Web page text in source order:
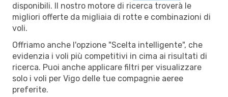
disponibili. Il nostro motore di ricerca troverà le
migliori offerte da migliaia di rotte e combinazioni di
voli.
Offriamo anche l'opzione "Scelta intelligente", che
evidenzia i voli più competitivi in cima ai risultati di
ricerca. Puoi anche applicare filtri per visualizzare
solo i voli per Vigo delle tue compagnie aeree
preferite.